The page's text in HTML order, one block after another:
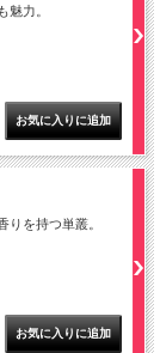
魅力。
りを持つ単叢。